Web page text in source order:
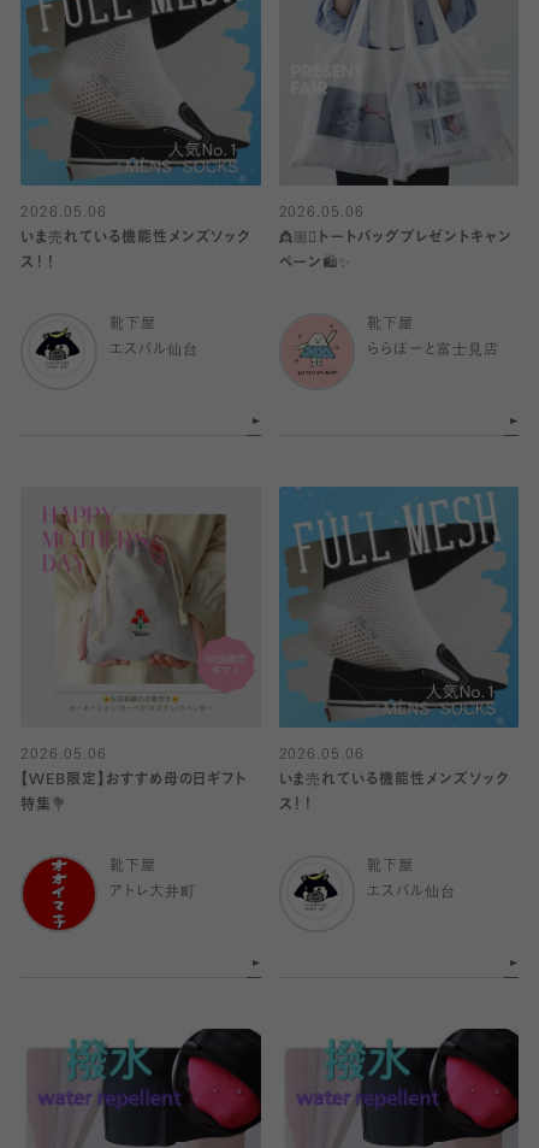
2026.05.06
いま売れている機能性メンズソック
ス！！
靴下屋
エスパル仙台
2026.05.06
👸🏼🫯トートバッグプレゼントキャン
ペーン🛍️✨
靴下屋
ららぽーと富士見店
2026.05.06
【WEB限定】おすすめ母の日ギフト
特集💐
靴下屋
アトレ大井町
2026.05.06
いま売れている機能性メンズソック
ス！！
靴下屋
エスパル仙台